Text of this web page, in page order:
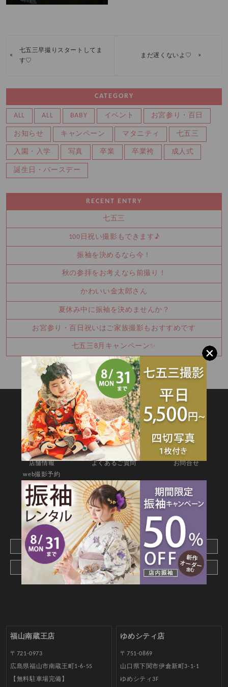
«
七五三早撮りスタートしてま
す♡
まだ遅くないよ♡ »
CATEGORY
ALL ALL BABY イベント お宮参り・百日
お知らせ キャンペーン マタニティ 七五三
入園・入学 写真 卒業 卒業袴 成人式
誕生日・バースデー
RECENT ENTRY
七五三
100日祝い撮影もできます♪
振袖を決めるなら今！
秋の参拝をお考えなら前撮り！
かわいい金太郎さん
夏休み中に振袖を決めませんか？
お宮参り・百日祝いはご家族撮影もおすすめです
七五三8月キャンペーン✨
SITEMAP
TOP 新着情報
撮影メニュー
料金・商品
キャンペーン
衣装カタログ
店舗情報
よくあるご質問
お問合せ
web撮影予約
CONTACT
webでご予約はこちら
メールでお問合わせ
福山南蔵王店
〒721-0973
広島県福山市南蔵王町1-6-55
【無料駐車場完備】
ゆめシティ店
〒751-0869
山口県下関市伊倉新町3-1-1
ゆめシティ3F